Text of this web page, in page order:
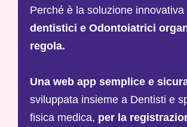
Perché è la soluzione innovativa
dentistici e Odontoiatrici
regola.
Una web app semplice e
sviluppata insieme a Dentisti e
fisica medica, per la